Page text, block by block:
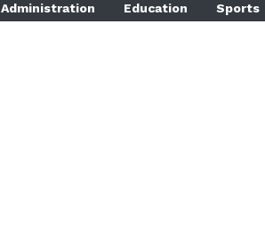
Administration Education Sports